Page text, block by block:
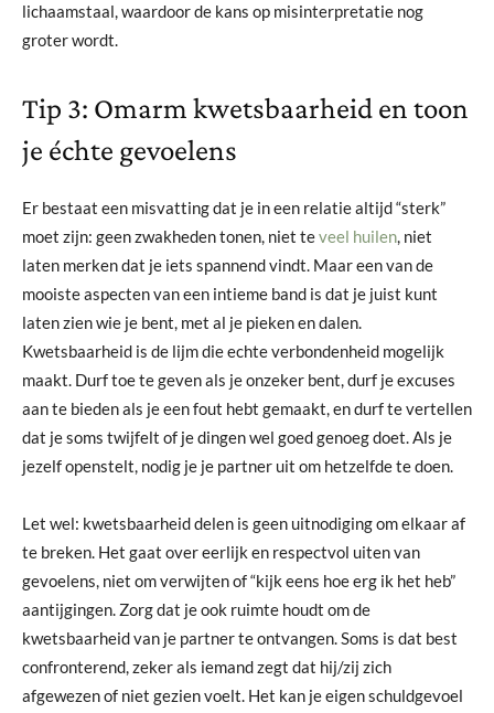
lichaamstaal, waardoor de kans op misinterpretatie nog
groter wordt.
Tip 3: Omarm kwetsbaarheid en toon
je échte gevoelens
Er bestaat een misvatting dat je in een relatie altijd “sterk”
moet zijn: geen zwakheden tonen, niet teveel huilen, niet
laten merken dat je iets spannend vindt. Maar een van de
mooiste aspecten van een intieme band is dat je juist kunt
laten zien wie je bent, met al je pieken en dalen.
Kwetsbaarheid is de lijm die echte verbondenheid mogelijk
maakt. Durf toe te geven als je onzeker bent, durf je excuses
aan te bieden als je een fout hebt gemaakt, en durf te vertellen
dat je soms twijfelt of je dingen wel goed genoeg doet. Als je
jezelf openstelt, nodig je je partner uit om hetzelfde te doen.
Let wel: kwetsbaarheid delen is geen uitnodiging om elkaar af
te breken. Het gaat over eerlijk en respectvol uiten van
gevoelens, niet om verwijten of “kijk eens hoe erg ik het heb”
aantijgingen. Zorg dat je ook ruimte houdt om de
kwetsbaarheid van je partner te ontvangen. Soms is dat best
confronterend, zeker als iemand zegt dat hij/zij zich
afgewezen of niet gezien voelt. Het kan je eigen schuldgevoel